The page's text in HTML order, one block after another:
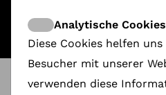
ShareDoc@ CPHDOX
Analytische Cookies
Diese Cookies helfen
Besucher mit unserer
verwenden diese